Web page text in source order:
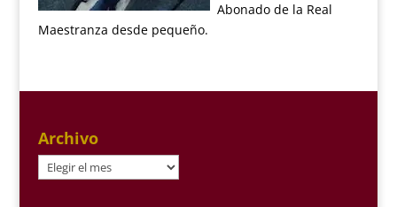
Abonado de la Real
Maestranza desde pequeño.
Archivo
Archivo